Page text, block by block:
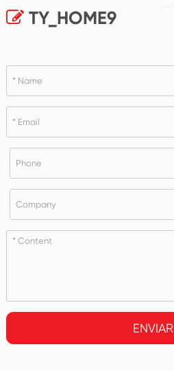
TY_HOME9
ENVIAR